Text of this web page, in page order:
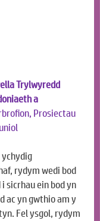
Trylwyredd
a
Prosiectau
ychydig
rydym wedi bod
sicrhau ein bod yn
ac yn gwthio am y
Fel ysgol, rydym